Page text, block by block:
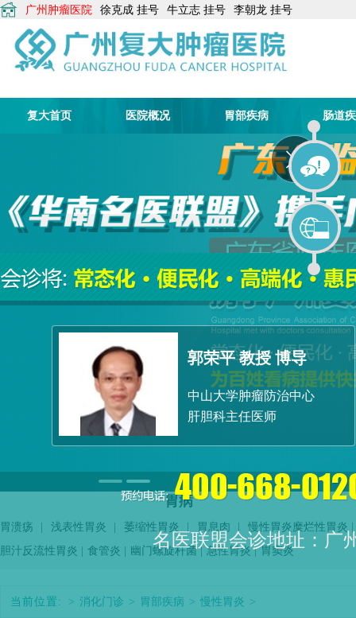
广州肿瘤医院 徐克成 挂号 牛立志 挂号 李朝龙 挂号
复大首页 医院概况 胃部疾病 肠道
胃病
胃溃疡 浅表性胃炎 萎缩性胃炎 胃息肉 慢性胃炎糜烂性胃炎
胆汁反流性胃炎
食管炎 幽门螺旋杆菌 | 急性胃炎 | 胃窦炎
当前位置: > 消化门诊 > 胃部疾病 > 慢性胃炎 >
郭荣平 教授 博导
中山大学肿瘤防治中心
肝胆科主任医师
名医联盟会诊地址：广